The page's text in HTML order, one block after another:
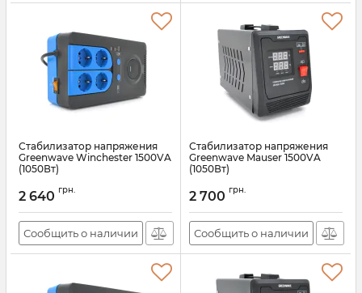
Стабилизатор напряжения
Greenwave Winchester 1500VA
(1050Вт)
2 640 грн.
Сообщить о наличии
Стабилизатор напряжения
Greenwave Mauser 1500VA
(1050Вт)
2 700 грн.
Сообщить о наличии